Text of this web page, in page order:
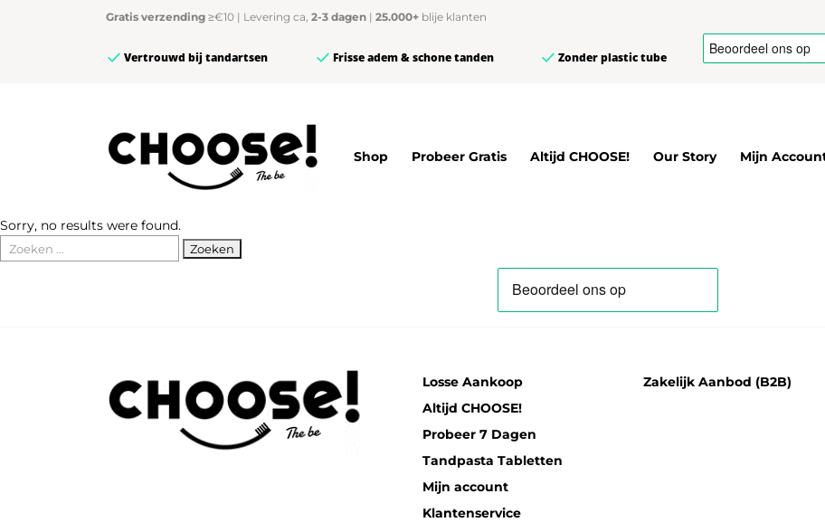
Gratis verzending ≥€10 | Levering ca, 2-3 dagen | 25.000+ blije klanten
Vertrouwd bij tandartsen Frisse adem & schone tanden Zonder plastic tube
Shop Probeer Gratis Altijd CHOOSE! Our Story Mijn
Sorry, no results were found.
Zoeken
naar:
Losse Aankoop
Altijd CHOOSE!
Probeer 7 Dagen
Tandpasta Tabletten
Mijn account
Klantenservice
Zakelijk Aanbod (B2B)